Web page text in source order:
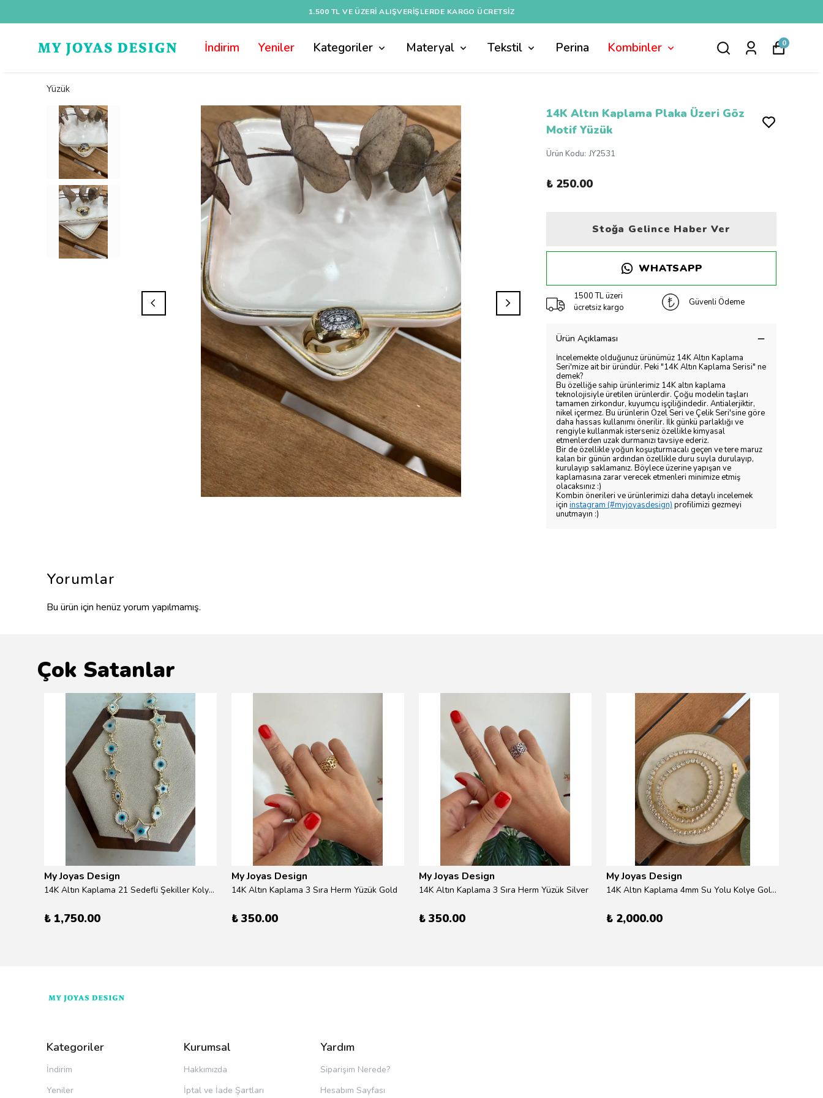
1.500 TL VE ÜZERI ALIŞVERIŞLERDE KARGO ÜCRETSİZ
İndirim Yeniler Kategoriler Materyal Tekstil Perina Kombinler 0
Yüzük
14K Altın Kaplama Plaka Üzeri Göz
Motif Yüzük
Ürün Kodu: JY2531
₺ 250.00
Stoğa Gelince Haber Ver
WHATSAPP
1500 TL üzeri
ücretsiz kargo
Güvenli Ödeme
Ürün Açıklaması
İncelemekte olduğunuz ürünümüz 14K Altın Kaplama
Seri'mize ait bir üründür. Peki "14K Altın Kaplama Serisi" ne
demek?
Bu özelliğe sahip ürünlerimiz 14K altın kaplama
teknolojisiyle üretilen ürünlerdir. Çoğu modelin taşları
tamamen zirkondur, kuyumcu işçiliğindedir. Antialerjiktir,
nikel içermez. Bu ürünlerin Özel Seri ve Çelik Seri'sine göre
daha hassas kullanımı önerilir. İlk günkü parlaklığı ve
rengiyle kullanmak isterseniz özellikle kimyasal
etmenlerden uzak durmanızı tavsiye ederiz.
Bir de özellikle yoğun koşuşturmacalı geçen ve tere maruz
kalan bir günün ardından özellikle duru suyla durulayıp,
kurulayıp saklamanız. Böylece üzerine yapışan ve
kaplamasına zarar verecek etmenleri minimize etmiş
olacaksınız :)
Kombin önerileri ve ürünlerimizi daha detaylı incelemek
için instagram (#myjoyasdesign) profilimizi gezmeyi
unutmayın :)
Yorumlar
Bu ürün için henüz yorum yapılmamış.
Çok Satanlar
My Joyas Design
14K Altın Kaplama 21 Sedefli Şekiller Kolye 46cm
₺ 1,750.00
My Joyas Design
14K Altın Kaplama 3 Sıra Herm Yüzük Gold
₺ 350.00
My Joyas Design
14K Altın Kaplama 3 Sıra Herm Yüzük Silver
₺ 350.00
My Joyas Design
14K Altın Kaplama 4mm Su Yolu Kolye Gold 41cm
₺ 2,000.00
Kategoriler
İndirim
Yeniler
Kurumsal
Hakkımızda
İptal ve İade Şartları
Yardım
Siparişim Nerede?
Hesabım Sayfası